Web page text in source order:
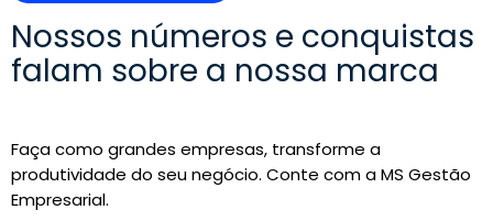
Nossos números e conquistas
falam sobre a nossa marca
Faça como grandes empresas, transforme a
produtividade do seu negócio. Conte com a MS Gestão
Empresarial.